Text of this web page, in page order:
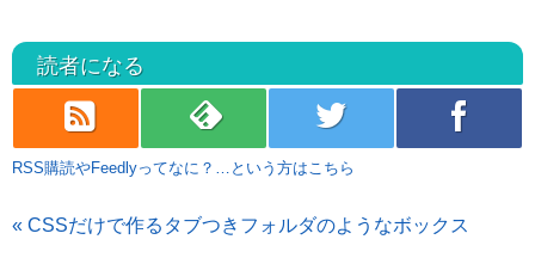
読者になる
rss feedly twitter facebook
RSS購読やFeedlyってなに？…という方はこちら
« CSSだけで作るタブつきフォルダのようなボックス